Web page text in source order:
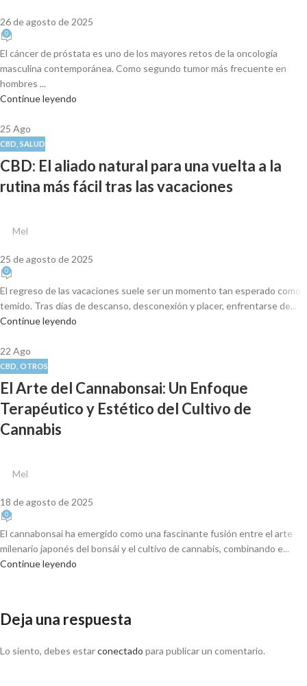
26 de agosto de 2025
0
El cáncer de próstata es uno de los mayores retos de la oncología
masculina contemporánea. Como segundo tumor más frecuente en
hombres ...
Continue leyendo
25 Ago
CBD SALUD
CBD: El aliado natural para una vuelta a la
rutina más fácil tras las vacaciones
Mel
25 de agosto de 2025
0
El regreso de las vacaciones suele ser un momento tan esperado como
temido. Tras días de descanso, desconexión y placer, enfrentarse de...
Continue leyendo
22 Ago
CBD OTROS
El Arte del Cannabonsai: Un Enfoque
Terapéutico y Estético del Cultivo de
Cannabis
Mel
18 de agosto de 2025
0
El cannabonsai ha emergido como una fascinante fusión entre el arte
milenario japonés del bonsái y el cultivo de cannabis, combinando e...
Continue leyendo
Deja una respuesta
Lo siento, debes estarconectado para publicar un comentario.